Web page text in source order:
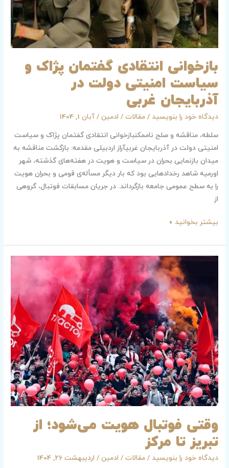
بازخوانی انتقادی گفتمان پژاک و
سیاست امنیتی دولت در
آذربایجان غربی
دیدگاه‌ خود را بنویسید /مقالات / ادمین/آبان 1, 1404
سلطه، مناقشه و صلح ناممکنبازخوانی انتقادی گفتمان پژاک و سیاست
امنیتی دولت در آذربایجان غربیآراز اردبیلی مقدمه: بازگشت مناقشه به
میدان بازنمایی بحران در سیاست و هویت در هفته‌های گذشته، شهر
اورمیه شاهد رخدادهایی بود که بار دیگر مسأله‌ی قومی و بحران هویت
را به سطح عمومی جامعه بازگرداند. در جریان مسابقات فوتبال، گروهی
از
در
آذربایجان
غربی
بیشتر بخوانید »
وقتی فوتبال هویت می‌شود؛ از
تبریز تا مرکز
دیدگاه‌ خود را بنویسید /مقالات / ادمین/ اردیبهشت 26, 1404
می‌شود؛
تبریز
تا
مرکز